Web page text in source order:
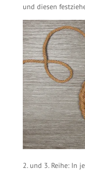
und diesen
2. und 3. Reihe: In